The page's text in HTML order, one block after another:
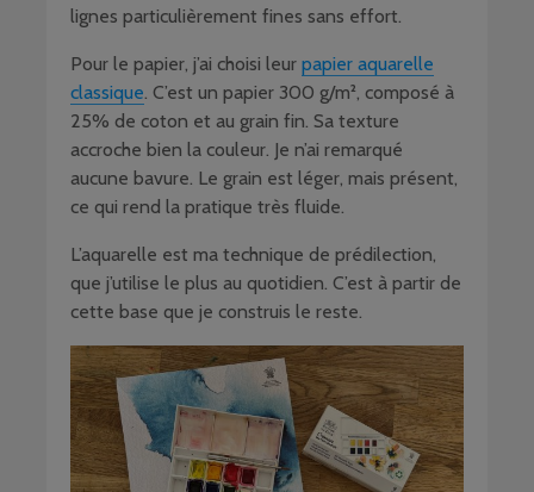
lignes particulièrement fines sans effort.
Pour le papier, j’ai choisi leur papier aquarelle
classique . C’est un papier 300 g/m², composé à
25% de coton et au grain fin. Sa texture
accroche bien la couleur. Je n’ai remarqué
aucune bavure. Le grain est léger, mais présent,
ce qui rend la pratique très fluide.
L’aquarelle est ma technique de prédilection,
que j’utilise le plus au quotidien. C’est à partir de
cette base que je construis le reste.